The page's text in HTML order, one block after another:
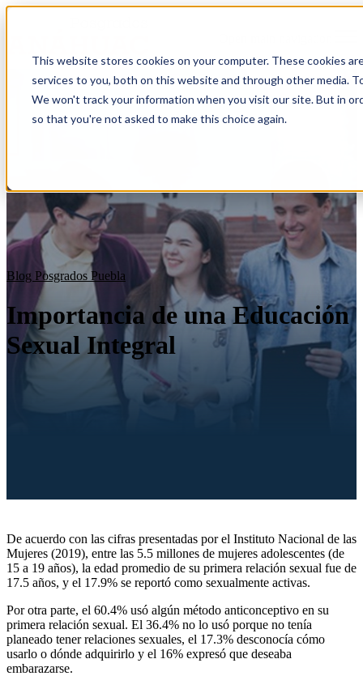
This website stores cookies on your computer. These cookies
services to you, both on this website and through other media.
We won't track your information when you visit our site. But in
so that you're not asked to make this choice again.
Blog Posgrados Puebla
Importancia de una Educación
Sexual Integral
De acuerdo con las cifras presentadas por el Instituto Nacional de las
Mujeres (2019), entre las 5.5 millones de mujeres adolescentes (de
15 a 19 años), la edad promedio de su primera relación sexual fue de
17.5 años, y el 17.9% se reportó como sexualmente activas.
Por otra parte, el 60.4% usó algún método anticonceptivo en su
primera relación sexual. El 36.4% no lo usó porque no tenía
planeado tener relaciones sexuales, el 17.3% desconocía cómo
usarlo o dónde adquirirlo y el 16% expresó que deseaba
embarazarse.